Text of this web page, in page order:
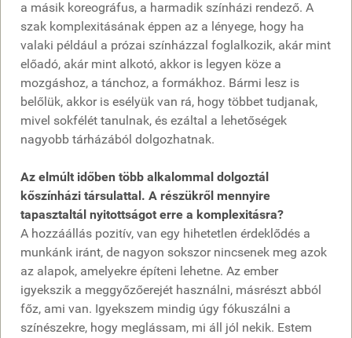
a másik koreográfus, a harmadik színházi rendező. A
szak komplexitásának éppen az a lényege, hogy ha
valaki például a prózai színházzal foglalkozik, akár mint
előadó, akár mint alkotó, akkor is legyen köze a
mozgáshoz, a tánchoz, a formákhoz. Bármi lesz is
belőlük, akkor is esélyük van rá, hogy többet tudjanak,
mivel sokfélét tanulnak, és ezáltal a lehetőségek
nagyobb tárházából dolgozhatnak.
Az elmúlt időben több alkalommal dolgoztál
kőszínházi társulattal. A részükről mennyire
tapasztaltál nyitottságot erre a komplexitásra?
A hozzáállás pozitív, van egy hihetetlen érdeklődés a
munkánk iránt, de nagyon sokszor nincsenek meg azok
az alapok, amelyekre építeni lehetne. Az ember
igyekszik a meggyőzőerejét használni, másrészt abból
főz, ami van. Igyekszem mindig úgy fókuszálni a
színészekre, hogy meglássam, mi áll jól nekik. Estem